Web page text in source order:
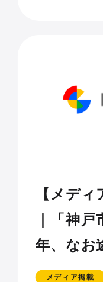
【メデ
｜「神
年、な
メタバー
メディア掲載